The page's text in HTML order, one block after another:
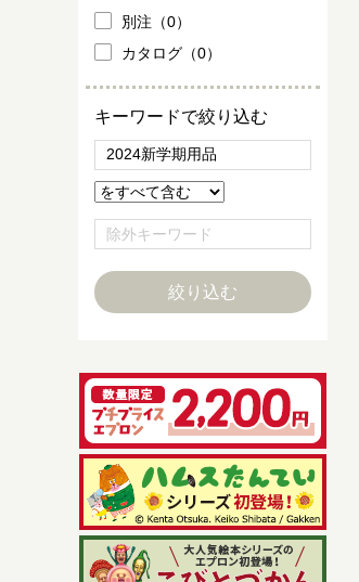
別注（0）
カタログ（0）
キーワードで絞り込む